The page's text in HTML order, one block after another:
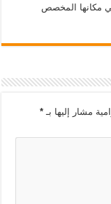
مكانها المخصص
مشار إليها بـ*